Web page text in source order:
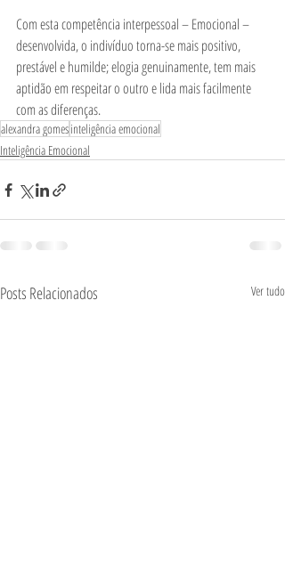
Com esta competência interpessoal – Emocional –
desenvolvida, o indivíduo torna-se mais positivo,
prestável e humilde; elogia genuinamente, tem mais
aptidão em respeitar o outro e lida mais facilmente
com as diferenças.
alexandra gomesinteligência emocional
Inteligência Emocional
Posts Relacionados Ver tudo